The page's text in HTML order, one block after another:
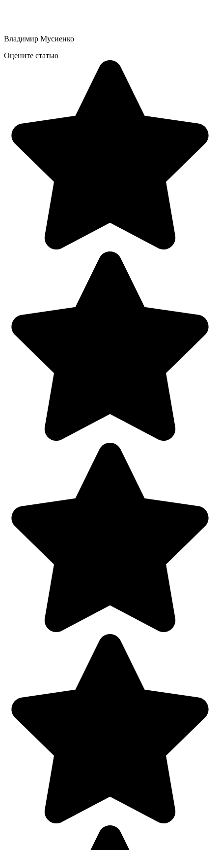
Владимир Мусиенко
Оцените статью